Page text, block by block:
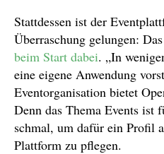
Stattdessen ist der
Überraschung gelungen:
beim Start dabei. „In
eine eigene Anwendung
Eventorganisation bietet
Denn das Thema Events ist
schmal, um dafür ein Profil
Plattform zu pflegen.